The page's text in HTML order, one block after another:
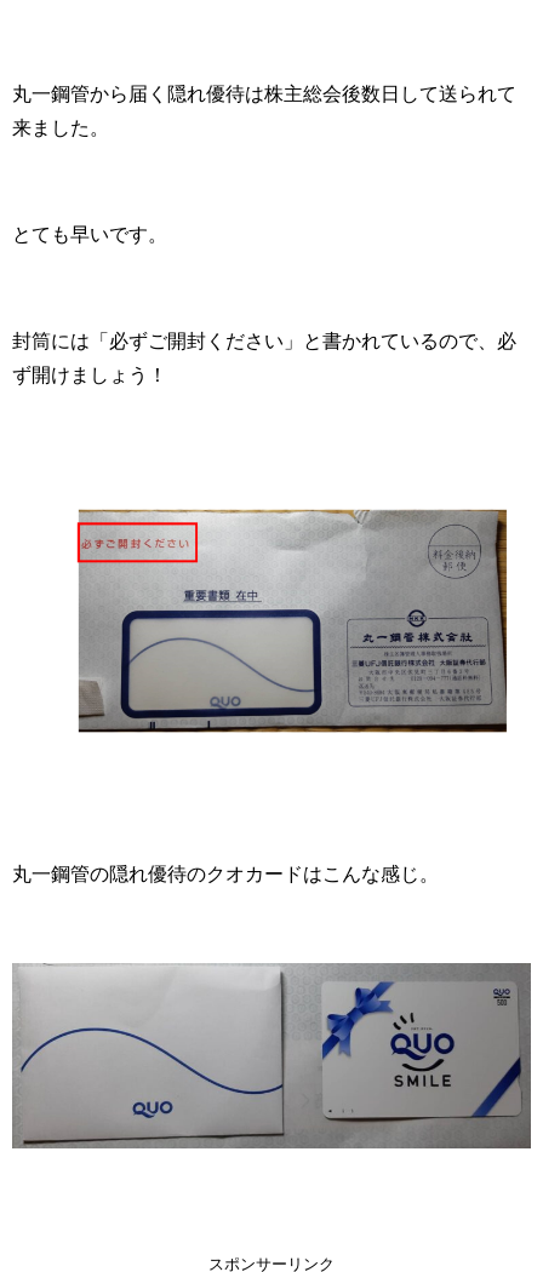
丸一鋼管から届く隠れ優待は株主総会後数日して送られて
来ました。
とても早いです。
封筒には「必ずご開封ください」と書かれているので、必
ず開けましょう！
丸一鋼管の隠れ優待のクオカードはこんな感じ。
スポンサーリンク